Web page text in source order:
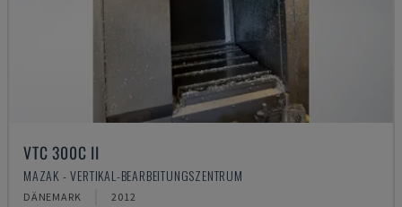
VTC 300C II
MAZAK - VERTIKAL-BEARBEITUNGSZENTRUM
DÄNEMARK 2012